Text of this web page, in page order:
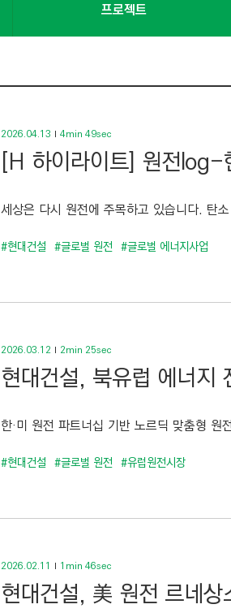
프로젝트
2026.04.13 4min 49sec
[H 하이라이트] 원전log-
세상은 다시 원전에 주목하고 있습니다. 탄
#현대건설 #글로벌 원전 #글로벌 에너지사업
2026.03.12 2min 25sec
현대건설, 북유럽 에너지
한·미 원전 파트너십 기반 노르딕 맞춤형
#현대건설 #글로벌 원전 #유럽원전시장
2026.02.11 1min 46sec
현대건설, 美 원전 르네